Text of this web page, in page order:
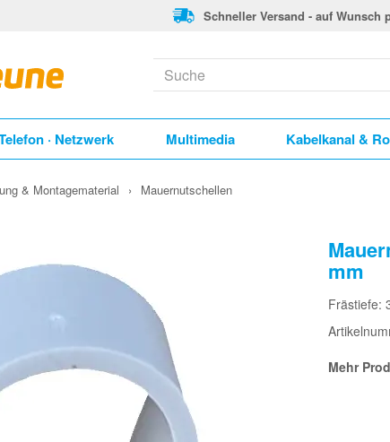
Schneller Versand - auf Wunsch
· Netzwerk Multimedia Kabelkanal &
& Montagematerial › Mauernutschellen
mm
Frästiefe:
Mehr